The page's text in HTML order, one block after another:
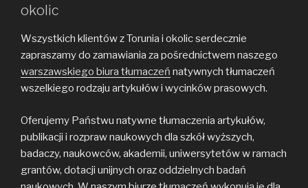
okolic
Wszystkich klientów z Torunia i okolic serdecznie
zapraszamy do zamawiania za pośrednictwem naszego
warszawskiego biura tłumaczeń natywnych tłumaczeń
wszelkiego rodzaju artykułów i wycinków prasowych.
Oferujemy Państwu natywne tłumaczenia artykułów,
publikacji i rozpraw naukowych dla szkół wyższych,
badaczy, naukowców, akademii, uniwersytetów w ramach
grantów, dotacji unijnych oraz oddzielnych badań